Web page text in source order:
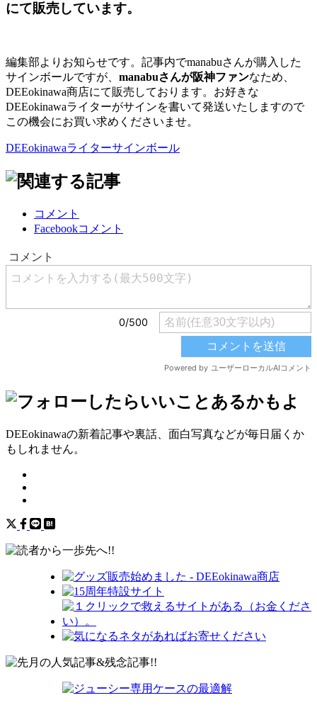
にて販売しています。
編集部よりお知らせです。記事内でmanabuさんが購入した
サインボールですが、 manabuさんが阪神ファンなため、
DEEokinawa商店にて販売しております。お好きな
DEEokinawaライターがサインを書いて発送いたしますので
この機会にお買い求めくださいませ。
DEEokinawaライターサインボール
コメント
Facebookコメント
DEEokinawaの新着記事や裏話、面白写真などが毎日届くか
もしれません。